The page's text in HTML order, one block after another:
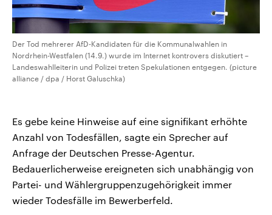
Der Tod mehrerer AfD-Kandidaten für die Kommunalwahlen in
Nordrhein-Westfalen (14.9.) wurde im Internet kontrovers diskutiert –
Landeswahlleiterin und Polizei treten Spekulationen entgegen. (picture
alliance / dpa / Horst Galuschka)
Es gebe keine Hinweise auf eine signifikant erhöhte
Anzahl von Todesfällen, sagte ein Sprecher auf
Anfrage der Deutschen Presse-Agentur.
Bedauerlicherweise ereigneten sich unabhängig von
Partei- und Wählergruppenzugehörigkeit immer
wieder Todesfälle im Bewerberfeld.